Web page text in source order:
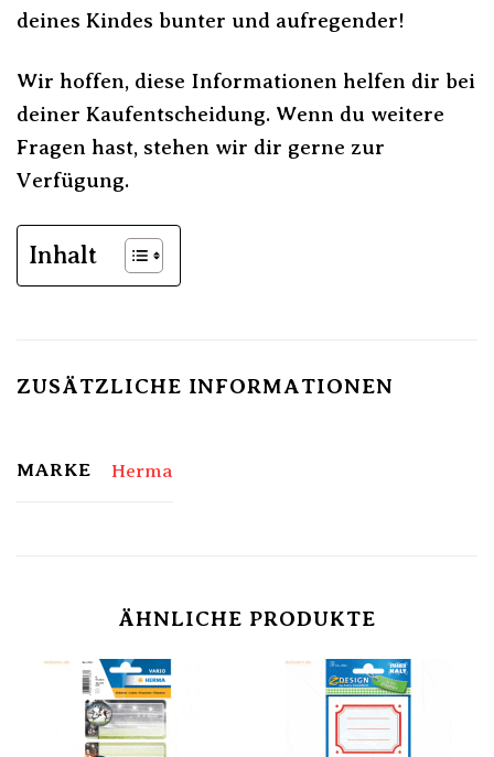
deines Kindes bunter und aufregender!
Wir hoffen, diese Informationen helfen dir bei
deiner Kaufentscheidung. Wenn du weitere
Fragen hast, stehen wir dir gerne zur
Verfügung.
Inhalt
ZUSÄTZLICHE INFORMATIONEN
MARKE Herma
ÄHNLICHE PRODUKTE